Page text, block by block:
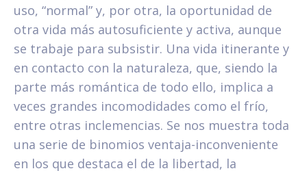
uso, “normal” y, por otra, la oportunidad de
otra vida más autosuficiente y activa, aunque
se trabaje para subsistir. Una vida itinerante y
en contacto con la naturaleza, que, siendo la
parte más romántica de todo ello, implica a
veces grandes incomodidades como el frío,
entre otras inclemencias. Se nos muestra toda
una serie de binomios ventaja-inconveniente
en los que destaca el de la libertad, la